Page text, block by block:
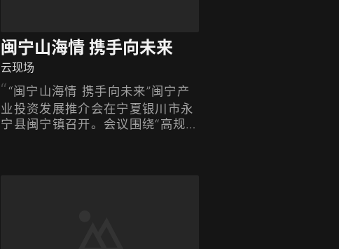
闽宁山海情 携手向未来
云现场
“闽宁山海情 携手向未来”闽宁产
业投资发展推介会在宁夏银川市永
宁县闽宁镇召开。会议围绕“高规